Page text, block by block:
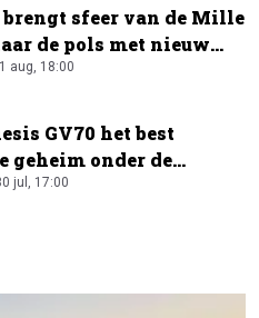
brengt sfeer van de Mille
de pols met nieuw
aug, 18:00
GV70 het best
geheim onder de
SUV's?
jul, 17:00